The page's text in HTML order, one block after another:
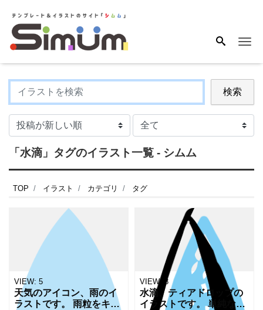
検索
「水滴」タグのイラスト一覧 - シムム
TOP イラスト カテゴリ タグ
VIEW: 5
天気のアイコン、雨のイ
ラストです。 雨粒をキャ
VIEW: 8
水滴、ティアドロップの
イラストです。 単純なイ